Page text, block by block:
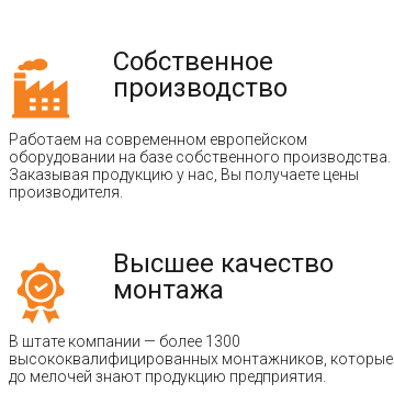
Собственное
производство
Работаем на современном европейском
оборудовании на базе собственного производства.
Заказывая продукцию у нас, Вы получаете цены
производителя.
Высшее качество
монтажа
В штате компании — более 1300
высококвалифицированных монтажников, которые
до мелочей знают продукцию предприятия.